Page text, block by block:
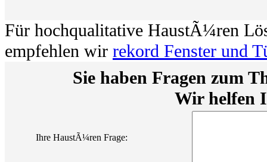
Für hochqualitative HaustÃ¼ren
empfehlen wir rekord Fenster und
Sie haben Fragen zum
Wir helfen
Ihre HaustÃ¼ren Frage: